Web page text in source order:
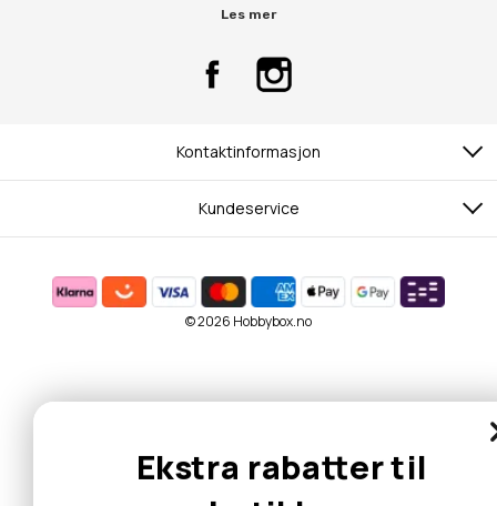
Les mer
Kontaktinformasjon
Kundeservice
© 2026 Hobbybox.no
Ekstra rabatter til